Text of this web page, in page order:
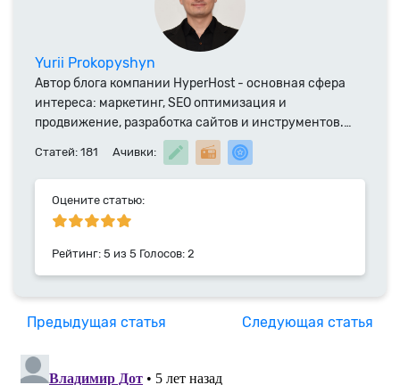
Yurii Prokopyshyn
Автор блога компании HyperHost - основная сфера
интереса: маркетинг, SEO оптимизация и
продвижение, разработка сайтов и инструментов.
Специалист компании HyperHost.UA с 2014 года.
Ранее преподаватель экономических наук в ТНЕУ,
автор научных публикаций а также статей и
монографий в соавторстве. Почта для прямой связи
yurii.pr@hyperhost.ua
Статей: 181 Ачивки:
Оцените статью:
Рейтинг: 5 из 5 Голосов: 2
Предыдущая статья Следующая статья